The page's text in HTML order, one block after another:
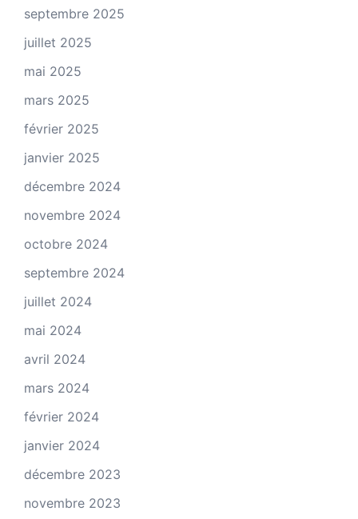
septembre 2025
juillet 2025
mai 2025
mars 2025
février 2025
janvier 2025
décembre 2024
novembre 2024
octobre 2024
septembre 2024
juillet 2024
mai 2024
avril 2024
mars 2024
février 2024
janvier 2024
décembre 2023
novembre 2023